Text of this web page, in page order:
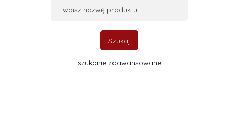
Szukaj
szukanie zaawansowane